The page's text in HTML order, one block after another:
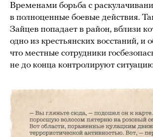
Временами борьба с
в полноценные боевые действия.
Зайцев попадает в район, вблизи
одно из крестьянских восстаний, и
что местные сотрудники
не до конца контролируют